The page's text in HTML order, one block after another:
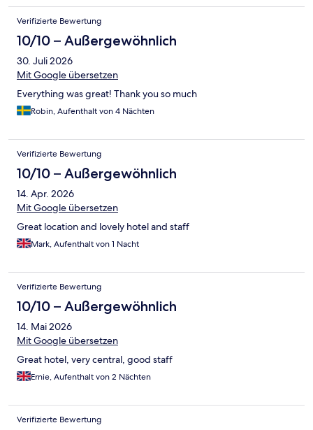
Verifizierte Bewertung
10/10 – Außergewöhnlich
30. Juli 2026
Mit Google übersetzen
Everything was great! Thank you so much
Robin, Aufenthalt von 4 Nächten
Verifizierte Bewertung
10/10 – Außergewöhnlich
14. Apr. 2026
Mit Google übersetzen
Great location and lovely hotel and staff
Mark, Aufenthalt von 1 Nacht
Verifizierte Bewertung
10/10 – Außergewöhnlich
14. Mai 2026
Mit Google übersetzen
Great hotel, very central, good staff
Ernie, Aufenthalt von 2 Nächten
Verifizierte Bewertung